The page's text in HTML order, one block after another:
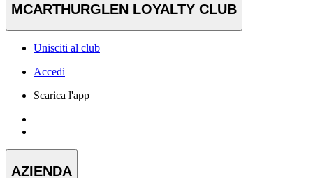
MCARTHURGLEN LOYALTY CLUB
Unisciti al club
Accedi
Scarica l'app
AZIENDA